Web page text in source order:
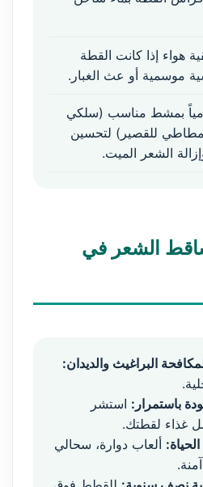
هواء إذا كانت القطة
موسمية أو عث الغبار.
بمشط مناسب (سلكي
مطاطي للقصير) لتحسين
الشعر الميت.
الشعر في
البراغيث والديدان:
باستمرار: استشر
غذاء لقطتك.
ألعاب دوارة، سحالي